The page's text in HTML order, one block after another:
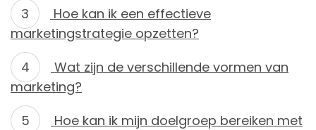
Hoe kan ik een effectieve
marketingstrategie opzetten?
Wat zijn de verschillende vormen van
marketing?
Hoe kan ik mijn doelgroep bereiken met